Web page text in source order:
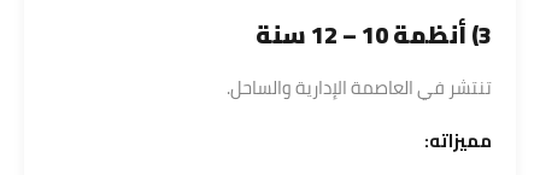
3) أنظمة 10 – 12 سنة
تنتشر في العاصمة الإدارية والساحل.
مميزاته: